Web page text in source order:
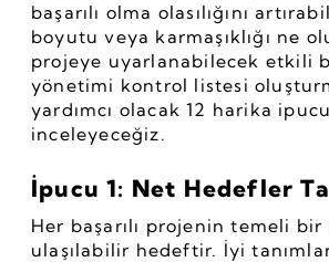
başarılı olma olasılığını
boyutu veya karmaşıklığı ne
projeye uyarlanabilecek etkili
yönetimi kontrol listesi
yardımcı olacak 12 harika
inceleyeceğiz.
İpucu 1: Net Hedefler
Her başarılı projenin temeli
ulaşılabilir hedeftir. İyi